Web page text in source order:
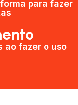
para fazer
ao fazer o uso